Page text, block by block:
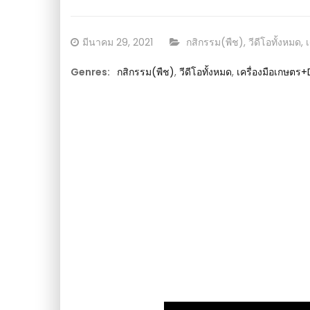
Posted
มีนาคม 29, 2021 CATEGORY:
กสิกรรม(พืช), วีดีโอทั้งหมด,
Genres: กสิกรรม(พืช), วีดีโอทั้งหมด, เครื่องมือเกษตร